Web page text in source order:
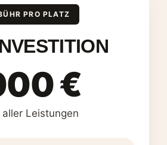
PRO PLATZ
€
aller Leistungen